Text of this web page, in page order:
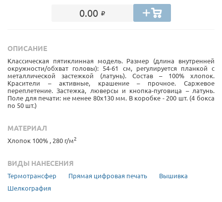
0.00
ОПИСАНИЕ
Классическая пятиклинная модель. Размер (длина внутренней
окружности/обхват головы): 54-61 см, регулируется планкой с
металлической застежкой (латунь). Состав – 100% хлопок.
Красители – активные, крашение – прочное. Саржевое
переплетение. Застежка, люверсы и кнопка-пуговица – латунь.
Поле для печати: не менее 80х130 мм. В коробке - 200 шт. (4 бокса
по 50 шт.)
МАТЕРИАЛ
Хлопок 100% , 280 г/м2
ВИДЫ НАНЕСЕНИЯ
Термотрансфер Прямая цифровая печать
Вышивка
Шелкография